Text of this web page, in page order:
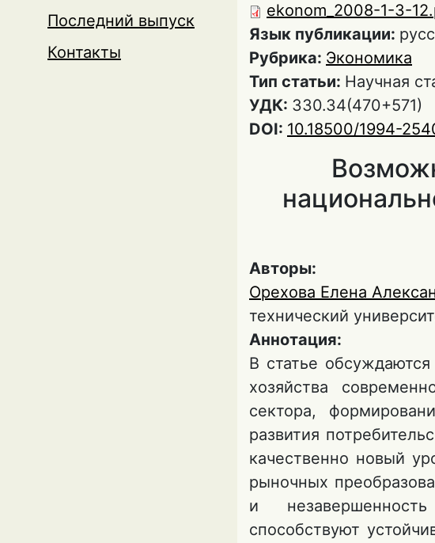
Последний выпуск
Контакты
ekonom_2008-1-3-
Язык публикации:
Рубрика: Экономика
Тип статьи: Научная
УДК: 330.34(470+571)
DOI: 10.18500/1994-
Авторы:
Орехова Елена
технический
Аннотация:
В статье
хозяйства
сектора,
развития
качественно новый
рыночных
и
способствуют